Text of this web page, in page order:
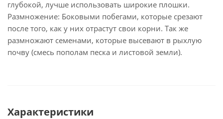
глубокой, лучше использовать широкие плошки.
Размножение: Боковыми побегами, которые срезают
после того, как у них отрастут свои корни. Так же
размножают семенами, которые высевают в рыхлую
почву (смесь пополам песка и листовой земли).
Характеристики